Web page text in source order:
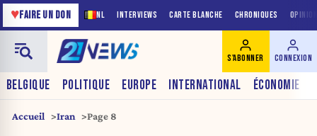
NL INTERVIEWS CARTE BLANCHE CHRONIQUES
♥FAIRE UN DON
BELGIQUE POLITIQUE EUROPE INTERNATIONAL ÉCONOMIE
S'ABONNER CONNEXION
Accueil Iran Page 8